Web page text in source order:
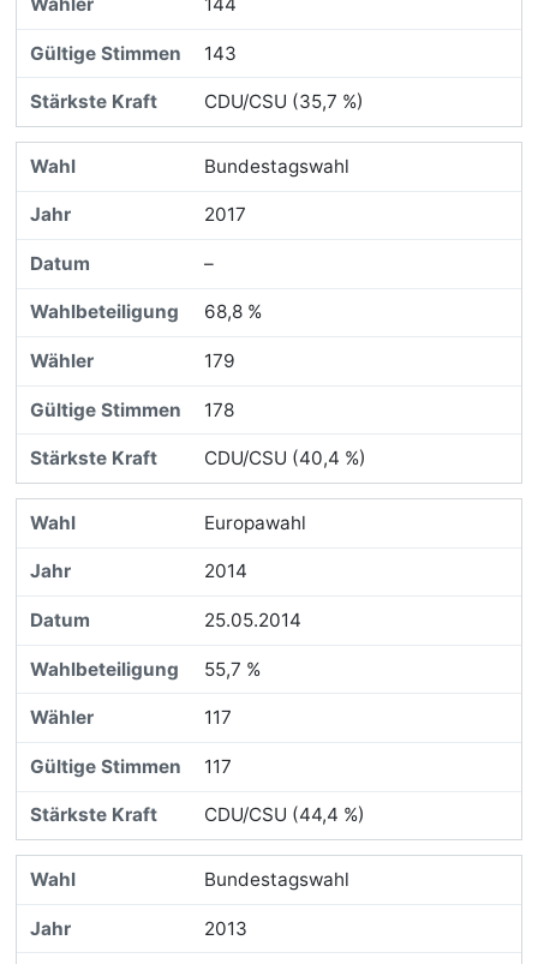
143
CDU/CSU (35,7 %)
Bundestagswahl
2017
–
68,8 %
179
178
CDU/CSU (40,4 %)
Europawahl
2014
25.05.2014
55,7 %
117
117
CDU/CSU (44,4 %)
Bundestagswahl
2013